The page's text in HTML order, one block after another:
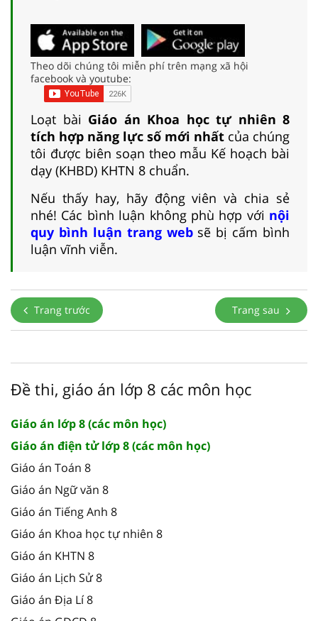
Theo dõi chúng tôi miễn phí trên mạng xã hội
facebook và youtube:
Loạt bài Giáo án Khoa học tự nhiên 8
tích hợp năng lực số mới nhất của chúng
tôi được biên soạn theo mẫu Kế hoạch bài
dạy (KHBD) KHTN 8 chuẩn.
Nếu thấy hay, hãy động viên và chia sẻ
nhé! Các bình luận không phù hợp với nội
quy bình luận trang websẽ bị cấm bình
luận vĩnh viễn.
Trang trước Trang sau
Đề thi, giáo án lớp 8 các môn học
Giáo án lớp 8 (các môn học)
Giáo án điện tử lớp 8 (các môn học)
Giáo án Toán 8
Giáo án Ngữ văn 8
Giáo án Tiếng Anh 8
Giáo án Khoa học tự nhiên 8
Giáo án KHTN 8
Giáo án Lịch Sử 8
Giáo án Địa Lí 8